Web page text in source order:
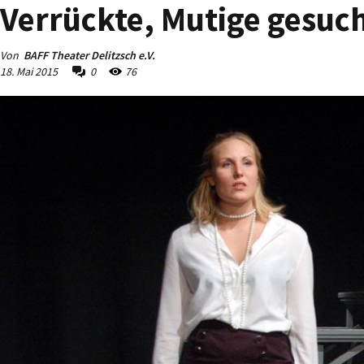
Verrückte, Mutige
Von BAFF Theater Delitzsch e.V.
18. Mai 2015
0 76